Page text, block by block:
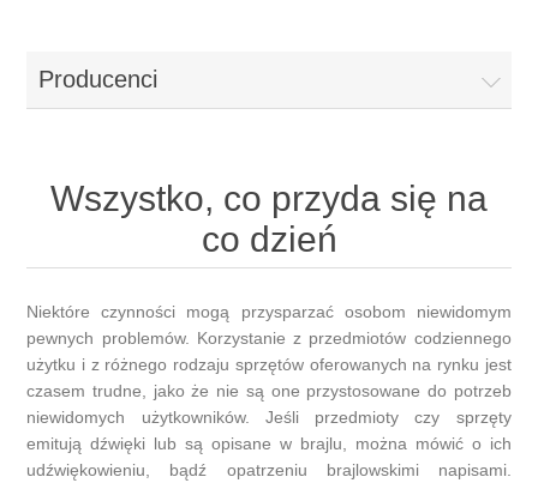
Producenci
Wszystko, co przyda się na
co dzień
Niektóre czynności mogą przysparzać osobom niewidomym
pewnych problemów. Korzystanie z przedmiotów codziennego
użytku i z różnego rodzaju sprzętów oferowanych na rynku jest
czasem trudne, jako że nie są one przystosowane do potrzeb
niewidomych użytkowników. Jeśli przedmioty czy sprzęty
emitują dźwięki lub są opisane w brajlu, można mówić o ich
udźwiękowieniu, bądź opatrzeniu brajlowskimi napisami.